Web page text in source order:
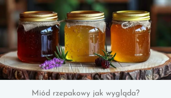
Miód rzepakowy jak wygląda?